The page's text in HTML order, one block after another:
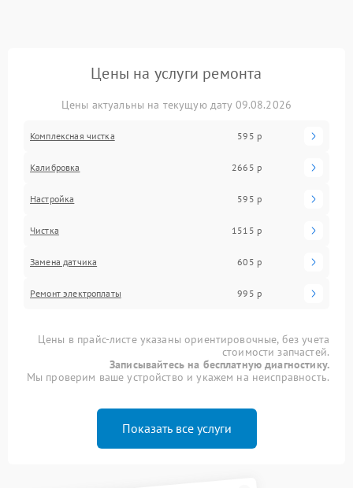
Цены на услуги ремонта
Цены актуальны на текущую дату 09.08.2026
Комплексная чистка 595 р
Калибровка 2665 р
Настройка 595 р
Чистка 1515 р
Замена датчика 605 р
Ремонт электроплаты 995 р
Цены в прайс-листе указаны ориентировочные, без учета
стоимости запчастей.
Записывайтесь на бесплатную диагностику.
Мы проверим ваше устройство и укажем на неисправность.
Показать все услуги